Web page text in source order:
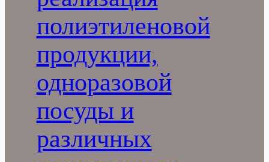
полиэтиленовой
продукции,
одноразовой
посуды и
различных